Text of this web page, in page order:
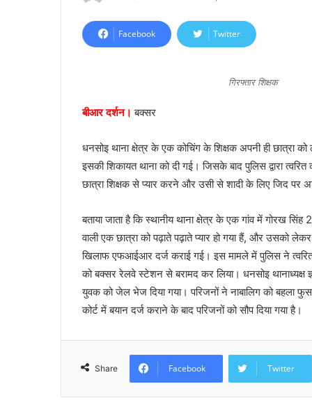
n
d
i
l
Facebook Twitter
गिरफ्तार शिक्षक
बीआर दर्शन। बक्सर
धनसोइ थाना क्षेत्र के एक कोचिंग के शिक्षक अपनी ही छात्रा
इसकी शिकायत थाना को दी गई। जिसके बाद पुलिस द्वारा
छात्रा शिक्षक से प्यार करने और उसी से शादी के लिए जिद पर
बताया जाता है कि स्थानीय थाना क्षेत्र के एक गांव में गोरख सिंह
वाली एक छात्रा को पढ़ाते पढ़ाते प्यार हो गया हैं, और उसको
खिलाफ एफआईआर दर्ज कराई गई। इस मामले में पुलिस ने
को बक्सर रेलवे स्टेशन से बरामद कर लिया। धनसोइ थानाध्यक्ष
युवक को जेल भेज दिया गया। परिजनों ने नाबालिग को बहला
कोर्ट में बयान दर्ज कराने के बाद परिजनों को सौप दिया गया है।
Share Facebook Twitter